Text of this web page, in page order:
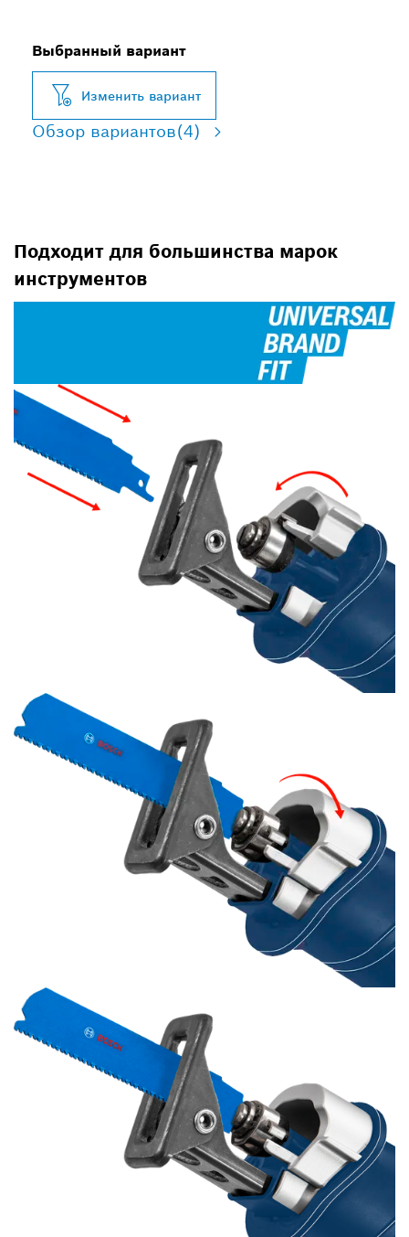
Выбранный вариант
Изменить вариант
Обзор вариантов(4)
Подходит для большинства марок
инструментов